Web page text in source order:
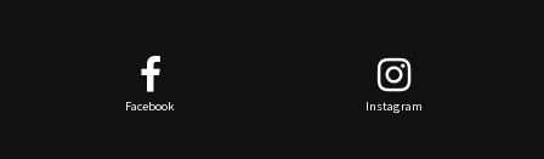
Facebook Instagram